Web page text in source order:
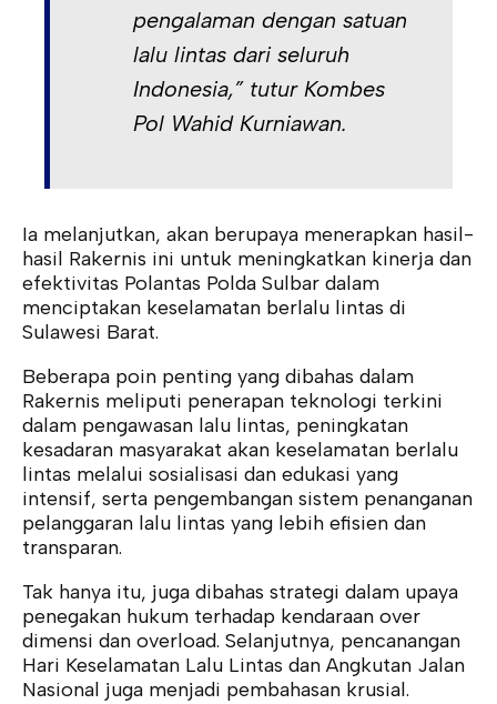
pengalaman dengan satuan
lalu lintas dari seluruh
Indonesia,” tutur Kombes
Pol Wahid Kurniawan.
Ia melanjutkan, akan berupaya menerapkan hasil-
hasil Rakernis ini untuk meningkatkan kinerja dan
efektivitas Polantas Polda Sulbar dalam
menciptakan keselamatan berlalu lintas di
Sulawesi Barat.
Beberapa poin penting yang dibahas dalam
Rakernis meliputi penerapan teknologi terkini
dalam pengawasan lalu lintas, peningkatan
kesadaran masyarakat akan keselamatan berlalu
lintas melalui sosialisasi dan edukasi yang
intensif, serta pengembangan sistem penanganan
pelanggaran lalu lintas yang lebih efisien dan
transparan.
Tak hanya itu, juga dibahas strategi dalam upaya
penegakan hukum terhadap kendaraan over
dimensi dan overload. Selanjutnya, pencanangan
Hari Keselamatan Lalu Lintas dan Angkutan Jalan
Nasional juga menjadi pembahasan krusial.